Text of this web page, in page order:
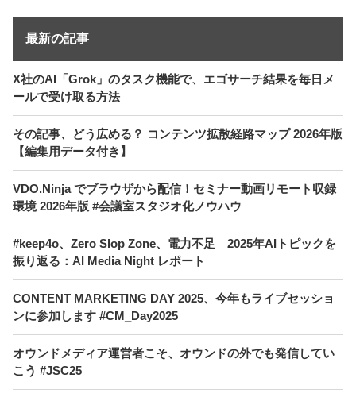
最新の記事
X社のAI「Grok」のタスク機能で、エゴサーチ結果を毎日メ
ールで受け取る方法
その記事、どう広める？ コンテンツ拡散経路マップ 2026年版
【編集用データ付き】
VDO.Ninja でブラウザから配信！セミナー動画リモート収録
環境 2026年版 #会議室スタジオ化ノウハウ
#keep4o、Zero Slop Zone、電力不足 2025年AIトピックを
振り返る：AI Media Night レポート
CONTENT MARKETING DAY 2025、今年もライブセッショ
ンに参加します #CM_Day2025
オウンドメディア運営者こそ、オウンドの外でも発信してい
こう #JSC25